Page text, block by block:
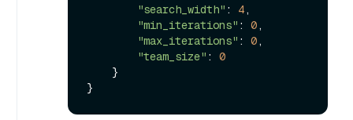
"search_width" : 4,
"min_iterations" : 0,
"max_iterations" : 0,
"team_size" : 0